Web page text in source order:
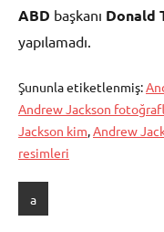
ABD başkanı Donald
yapılamadı.
Şununla etiketlenmiş:
Andrew Jackson
Jackson kim,Andrew
resimleri
a